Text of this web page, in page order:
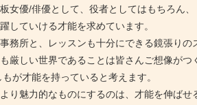
女優/俳優として、役者としてはもちろん、
していける才能を求めています。
務所と、レッスンも十分にできる鏡張りの
厳しい世界であることは皆さんご想像がつ
が才能を持っていると考えます。
り魅力的なものにするのは、才能を伸ばせ